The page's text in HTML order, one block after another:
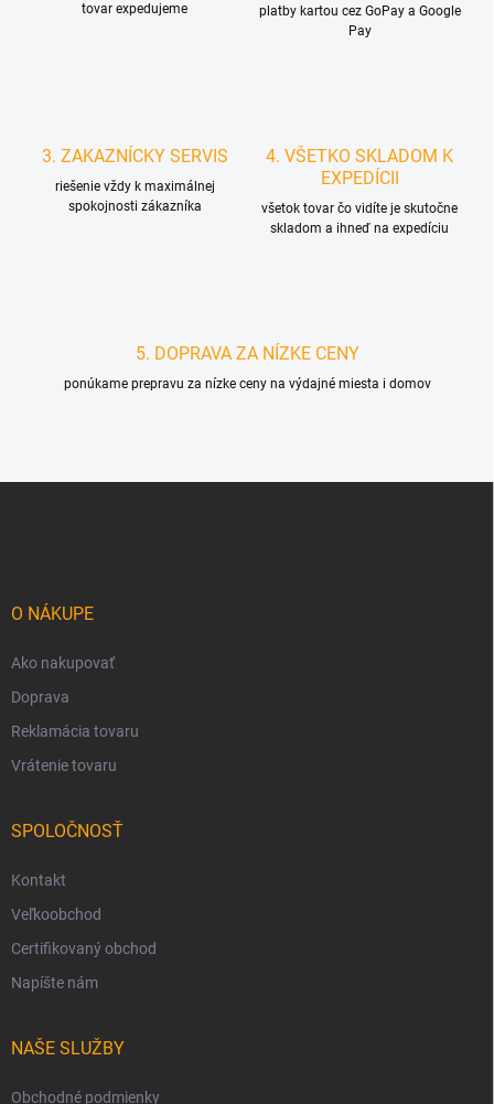
tovar expedujeme
platby kartou cez GoPay a Google
Pay
3. ZAKAZNÍCKY SERVIS
riešenie vždy k maximálnej
spokojnosti zákazníka
4. VŠETKO SKLADOM K
EXPEDÍCII
všetok tovar čo vidíte je skutočne
skladom a ihneď na expedíciu
5. DOPRAVA ZA NÍZKE CENY
ponúkame prepravu za nízke ceny na výdajné miesta i domov
O NÁKUPE
Ako nakupovať
Doprava
Reklamácia tovaru
Vrátenie tovaru
SPOLOČNOSŤ
Kontakt
Veľkoobchod
Certifikovaný obchod
Napíšte nám
NAŠE SLUŽBY
Obchodné podmienky